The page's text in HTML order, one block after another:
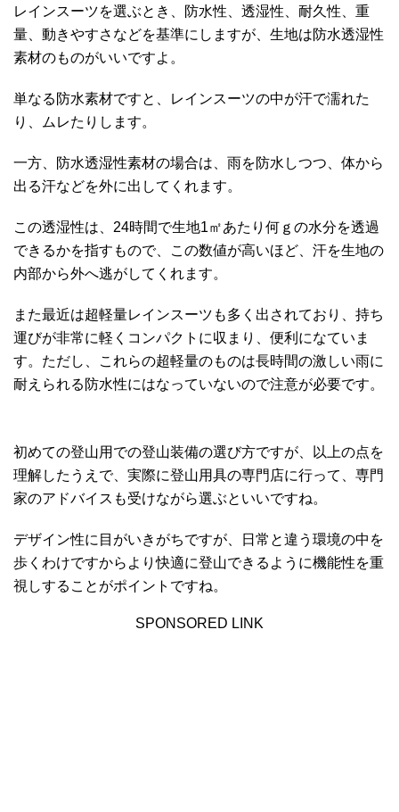
レインスーツを選ぶとき、防水性、透湿性、耐久性、重
量、動きやすさなどを基準にしますが、生地は防水透湿性
素材のものがいいですよ。
単なる防水素材ですと、レインスーツの中が汗で濡れた
り、ムレたりします。
一方、防水透湿性素材の場合は、雨を防水しつつ、体から
出る汗などを外に出してくれます。
この透湿性は、24時間で生地1㎡あたり何ｇの水分を透過
できるかを指すもので、この数値が高いほど、汗を生地の
内部から外へ逃がしてくれます。
また最近は超軽量レインスーツも多く出されており、持ち
運びが非常に軽くコンパクトに収まり、便利になていま
す。ただし、これらの超軽量のものは長時間の激しい雨に
耐えられる防水性にはなっていないので注意が必要です。
初めての登山用での登山装備の選び方ですが、以上の点を
理解したうえで、実際に登山用具の専門店に行って、専門
家のアドバイスも受けながら選ぶといいですね。
デザイン性に目がいきがちですが、日常と違う環境の中を
歩くわけですからより快適に登山できるように機能性を重
視しすることがポイントですね。
SPONSORED LINK